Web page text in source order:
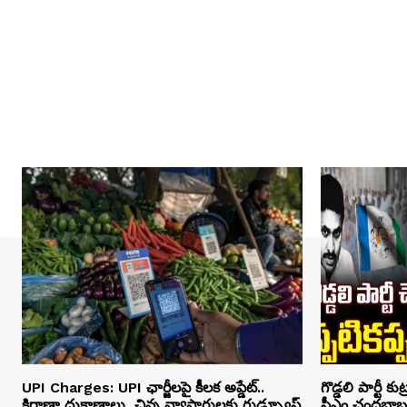
UPI Charges: UPI ఛార్జీలపై కీలక అప్డేట్..
గొడ్డలి పార్టీ